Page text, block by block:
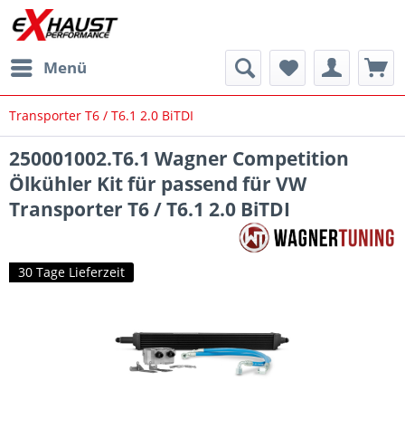
Menü
Transporter T6 / T6.1 2.0 BiTDI
250001002.T6.1 Wagner Competition
Ölkühler Kit für passend für VW
Transporter T6 / T6.1 2.0 BiTDI
30 Tage Lieferzeit